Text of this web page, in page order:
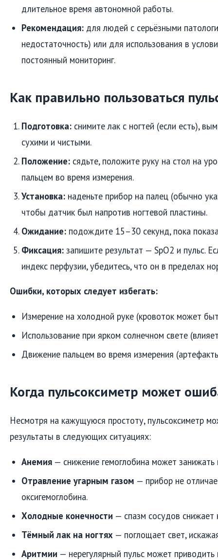
длительное время автономной работы.
Рекомендация: для людей с серьёзными
недостаточность) или для использования в
постоянный мониторинг.
Как правильно пользоваться
Подготовка: снимите лак с ногтей (если есть),
сухими и чистыми.
Положение: сядьте, положите руку на стол на
пальцем во время измерения.
Установка: наденьте прибор на палец (обычно
чтобы датчик был напротив ногтевой пластины.
Ожидание: подождите 15–30 секунд, пока
Фиксация: запишите результат — SpO2 и пульс.
индекс перфузии, убедитесь, что он в пределах
Ошибки, которых следует избегать:
Измерение на холодной руке (кровоток может
Использование при ярком солнечном свете
Движение пальцем во время измерения
Когда пульсоксиметр может
Несмотря на кажущуюся простоту, пульсоксиметр
результаты в следующих ситуациях:
Анемия — снижение гемоглобина может занижать
Отравление угарным газом — прибор не
оксигемоглобина.
Холодные конечности — спазм сосудов снижает
Тёмный лак на ногтях — поглощает свет,
Аритмии — нерегулярный пульс может